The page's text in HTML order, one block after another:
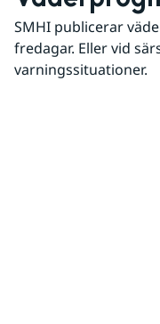
SMHI publicerar
fredagar. Eller vid
varningssituationer.